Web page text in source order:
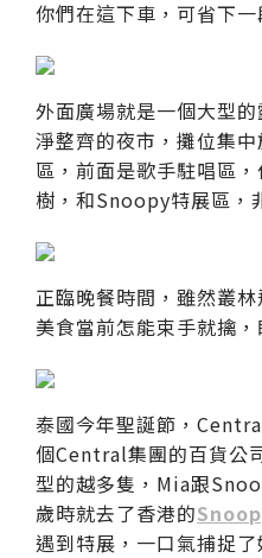
你們在這下車，可省下一
外面廣場就是一個大型
淨整齊的夜市，攤位集
區，前面是歌手駐唱區
樹，和Snoopy特展區，
正臨晚餐時間，雖然叢
美食當前怎能束手就擒
泰國今年聖誕節，
個Central集團的百貨公
型的越多隻，Mia跟
歲時就去了香港的
遇到特展，一口氣捕捉了